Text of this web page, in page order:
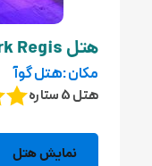
هتل Park Regis
مکان :هتل گوآ
هتل 5 ستاره
نمایش هتل